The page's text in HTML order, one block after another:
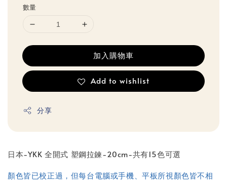
數量
加入購物車
Add to wishlist
分享
日本-YKK 全開式 塑鋼拉鍊-20cm-共有15色可選
顏色皆已校正過，但每台電腦或手機、平板所視顏色皆不相